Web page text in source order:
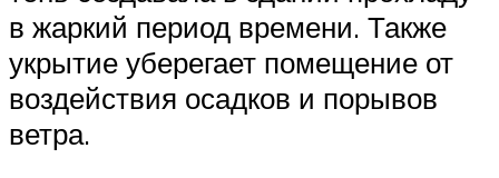
в жаркий период времени. Также
укрытие уберегает помещение от
воздействия осадков и порывов
ветра.